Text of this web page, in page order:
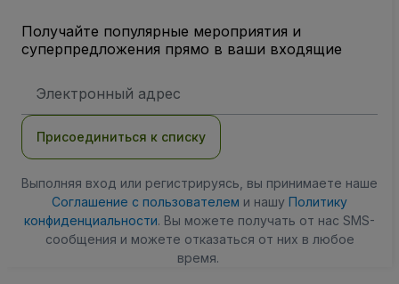
Получайте популярные мероприятия и
суперпредложения прямо в ваши входящие
электронной
Присоединиться к списку
Выполняя вход или регистрируясь, вы принимаете наше
Соглашение с пользователем и нашу Политику
конфиденциальности. Вы можете получать от нас SMS-
сообщения и можете отказаться от них в любое
время.